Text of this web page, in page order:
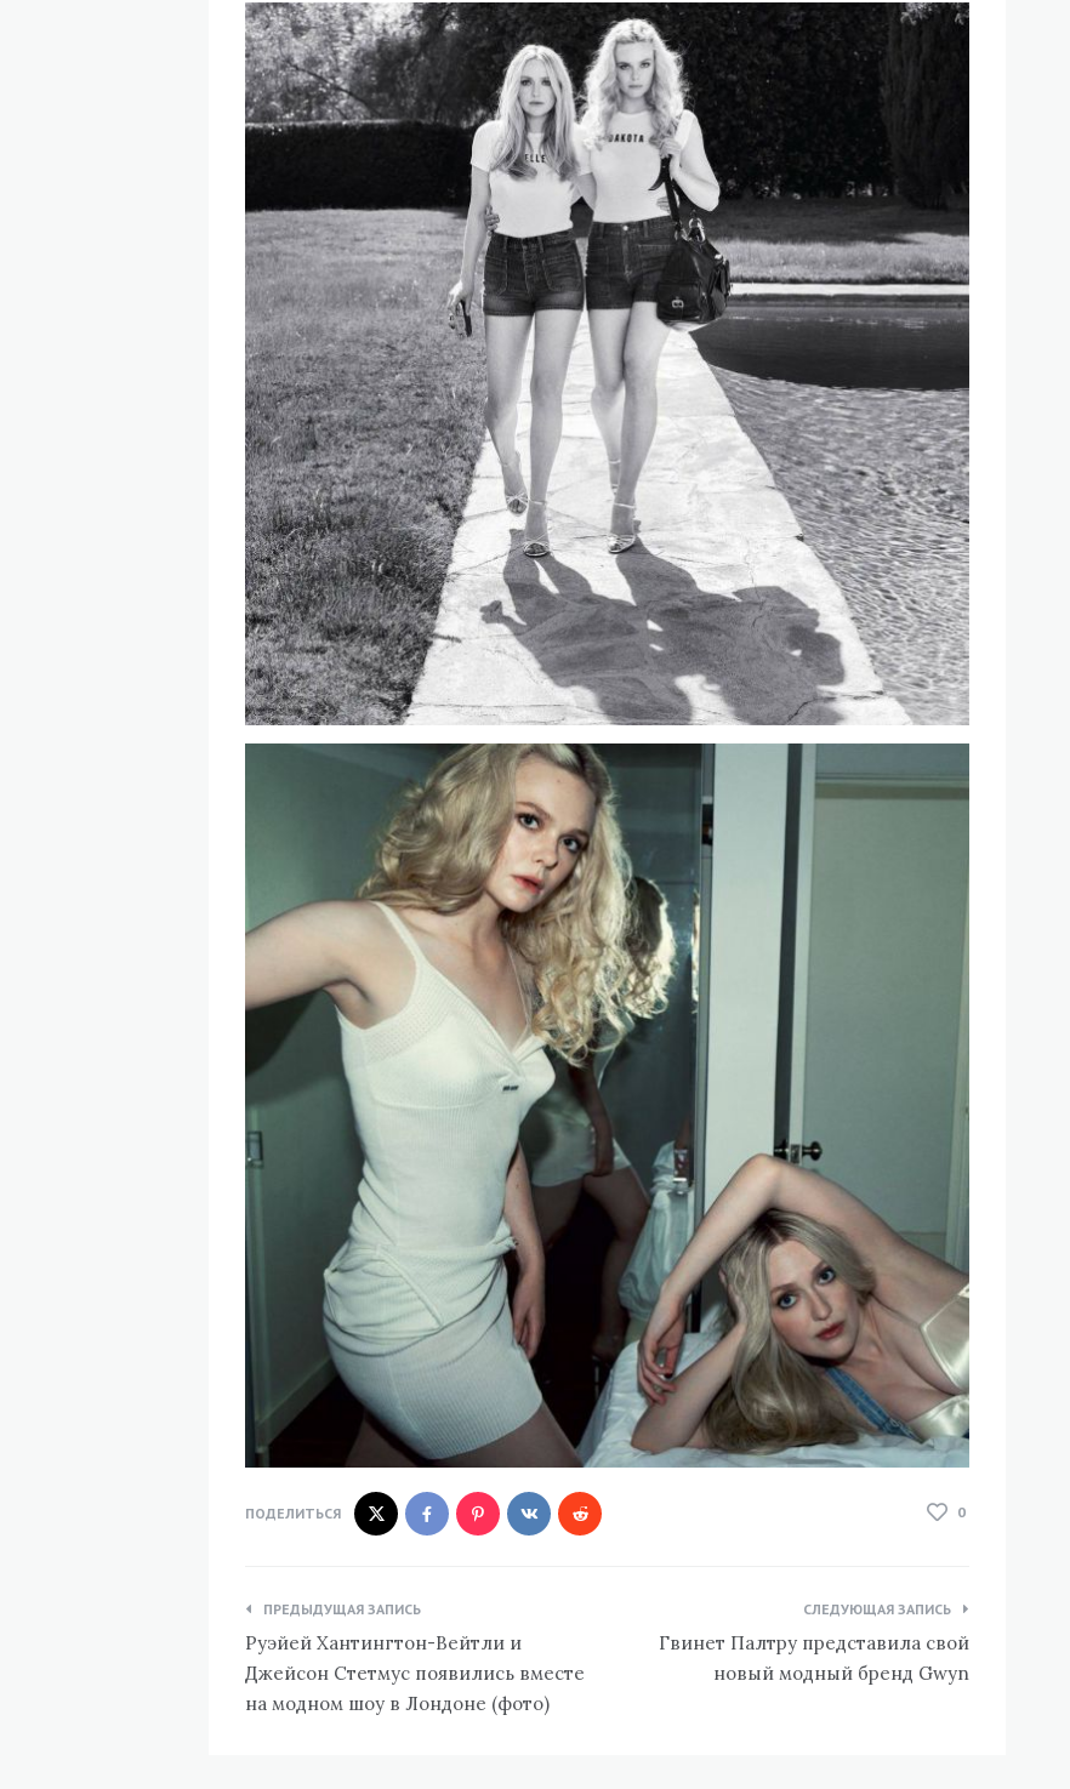
ПОДЕЛИТЬСЯ 0
Навигация
по
записям
ПРЕДЫДУЩАЯ ЗАПИСЬ
Руэйей Хантингтон-Вейтли и
Джейсон Стетмус появились вместе
на модном шоу в Лондоне (фото)
СЛЕДУЮЩАЯ ЗАПИСЬ
Гвинет Палтру представила свой
новый модный бренд Gwyn